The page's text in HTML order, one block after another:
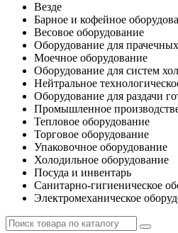
Везде
Барное и кофейное
Весовое оборудование
Оборудование для
Моечное оборудование
Оборудование для систем
Нейтральное
Оборудование для раздачи
Промышленное
Тепловое оборудование
Торговое оборудование
Упаковочное оборудование
Холодильное оборудование
Посуда и инвентарь
Санитарно-гигиеническое
Электромеханическое